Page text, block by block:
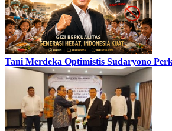
Tani Merdeka Optimistis Sudaryono